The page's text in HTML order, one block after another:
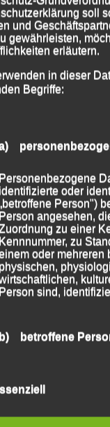
hinter ihm
Stunden
in seiner
Regensburg)
Bestzeit unterwegs
zollen musste,
blieben die
im Männer-
eigentlich
gegangen,
und mit sich
und Siebter
Besetzung
mit der
Aichach!
die LG`ler am
in der Weiblichen
nach 1:44:50
und Sarah
soll
und
gewährleisten,
erläutern.
in dieser
Begriffe:
Personenbezogene
identifizierte oder
Person")
Person angesehen,
Zuordnung zu einer
Kennnummer, zu
oder mehreren
physischen,
Person sind,
b) betroffene
Verarbeitung